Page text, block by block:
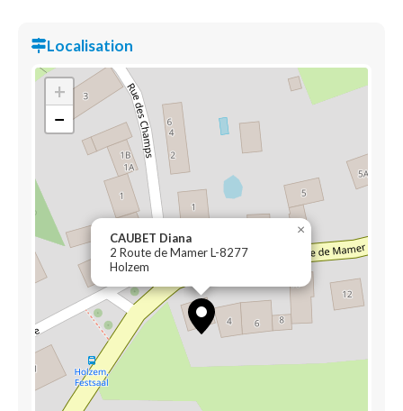
Localisation
CAUBET Diana
2 Route de Mamer L-8277
Holzem
×
+
−